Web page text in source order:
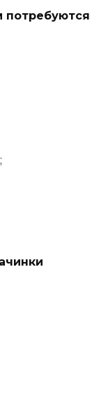
потребуются